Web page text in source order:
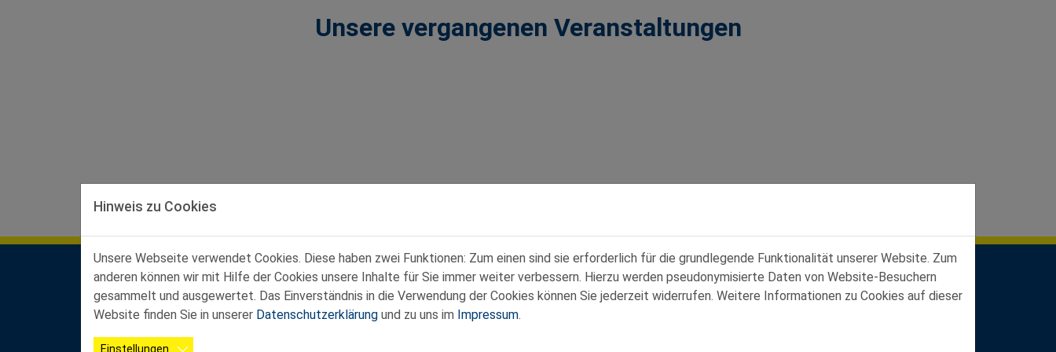
Unsere vergangenen Veranstaltungen
Kontakt Landesgeschäftsstelle
Ferstlergasse 4/3, 3100 St. Pölten
Mo-Do von 8:00 - 12:00 Uhr und von 13:00 - 16:00 Uhr
Hinweis zu Cookies
Unsere Webseite verwendet Cookies. Diese haben zwei Funktionen: Zum einen sind sie erforderlich für die grundlegende Funktionalität unserer Website. Zum
anderen können wir mit Hilfe der Cookies unsere Inhalte für Sie immer weiter verbessern. Hierzu werden pseudonymisierte Daten von Website-Besuchern
gesammelt und ausgewertet. Das Einverständnis in die Verwendung der Cookies können Sie jederzeit widerrufen. Weitere Informationen zu Cookies auf dieser
Website finden Sie in unserer Datenschutzerklärung und zu uns im Impressum.
Einstellungen